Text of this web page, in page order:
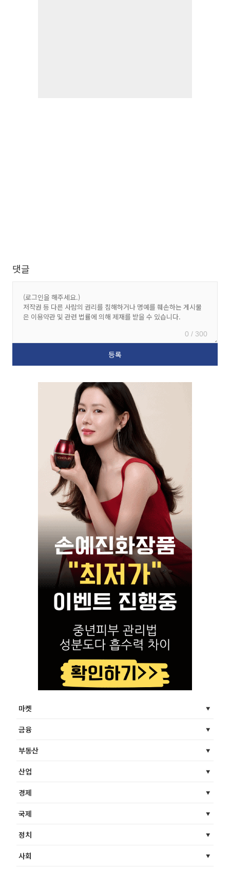
댓글
0 / 300
마켓
금융
부동산
산업
경제
국제
정치
사회